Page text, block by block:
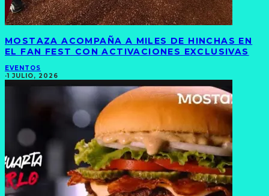
MOSTAZA ACOMPAÑA A MILES DE HINCHAS EN
EL FAN FEST CON ACTIVACIONES EXCLUSIVAS
EVENTOS
·1 JULIO, 2026